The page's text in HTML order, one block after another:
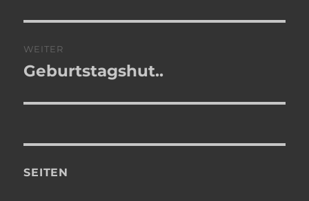
WEITER
Nächster
Geburtstagshut..
SEITEN